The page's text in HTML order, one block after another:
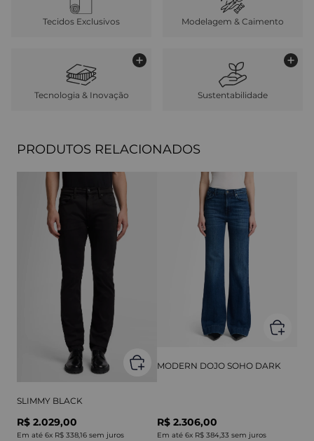
Tecidos Exclusivos Modelagem & Caimento
Tecnologia & Inovação Sustentabilidade
PRODUTOS RELACIONADOS
SLIMMY BLACK
R$ 2.029,00
Em até 6x R$ 338,16 sem juros
MODERN DOJO SOHO DARK
R$ 2.306,00
Em até 6x R$ 384,33 sem juros